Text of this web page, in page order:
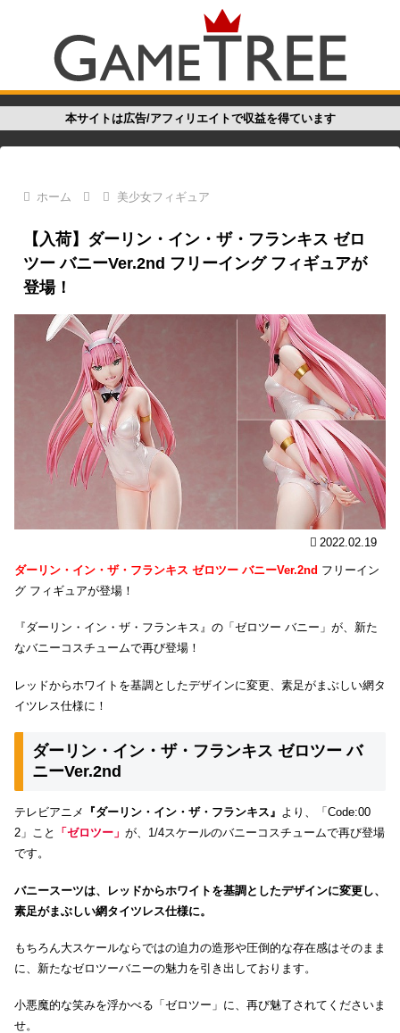
本サイトは広告/アフィリエイトで収益を得ています
ホーム 美少女フィギュア
【入荷】ダーリン・イン・ザ・フランキス ゼロ
ツー バニーVer.2nd フリーイング フィギュアが
登場！
2022.02.19
ダーリン・イン・ザ・フランキス ゼロツー バニーVer.2nd フリーイン
グ フィギュアが登場！
『ダーリン・イン・ザ・フランキス』の「ゼロツー バニー」が、新た
なバニーコスチュームで再び登場！
レッドからホワイトを基調としたデザインに変更、素足がまぶしい網タ
イツレス仕様に！
ダーリン・イン・ザ・フランキス ゼロツー バ
ニーVer.2nd
テレビアニメ 『ダーリン・イン・ザ・フランキス』 より、「Code:00
2」こと
「ゼロツー」 が、1/4スケールのバニーコスチュームで再び登場
です。
バニースーツは、レッドからホワイトを基調としたデザインに変更し、
素足がまぶしい網タイツレス仕様に。
もちろん大スケールならではの迫力の造形や圧倒的な存在感はそのまま
に、新たなゼロツーバニーの魅力を引き出しております。
小悪魔的な笑みを浮かべる「ゼロツー」に、再び魅了されてくださいま
せ。